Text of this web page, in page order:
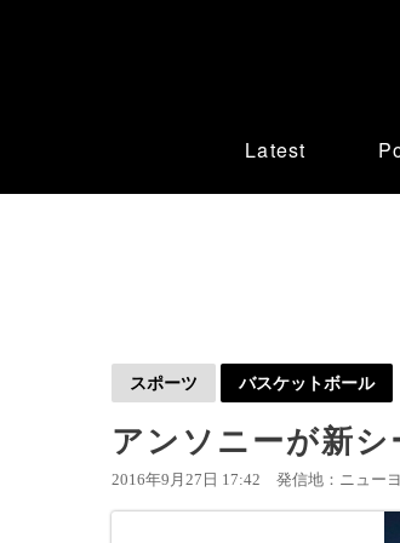
Latest
スポーツ バスケットボール
アンソニーが新
2016年9月27日 17:42 発信地：ニュー